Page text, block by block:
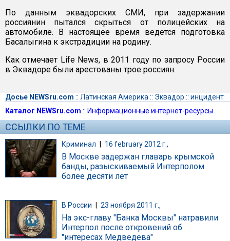
По данным эквадорских СМИ, при задержании
россиянин пытался скрыться от полицейских на
автомобиле. В настоящее время ведется подготовка
Басалыгина к экстрадиции на родину.
Как отмечает Life News, в 2011 году по запросу России
в Эквадоре были арестованы трое россиян.
Досье NEWSru.com :: Латинская Америка :: Эквадор :: инцидент
Каталог NEWSru.com :: Информационные интернет-ресурсы
ССЫЛКИ ПО ТЕМЕ
Криминал | 16 february 2012 г.,
В Москве задержан главарь крымской
банды, разыскиваемый Интерполом
более десяти лет
В России 23 ноября 2011 г.,
На экс-главу "Банка Москвы" натравили
Интерпол после откровений об
"интересах Медведева"